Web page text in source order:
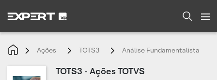
Ações TOTS3 Análise Fundamentalista
TOTS3 - Ações TOTVS